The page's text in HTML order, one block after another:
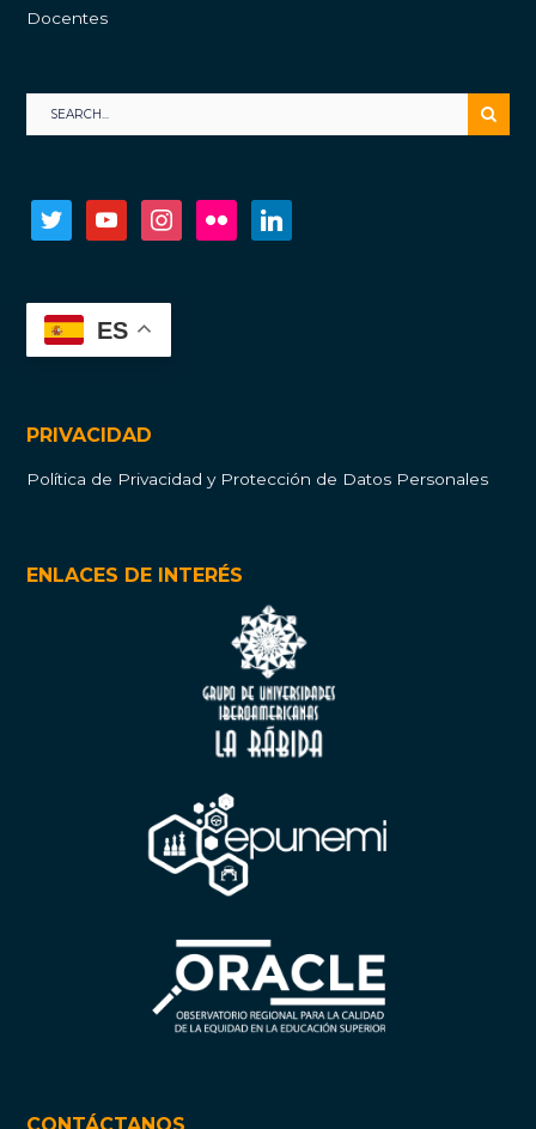
Docentes
twitter youtube instagramflickr
ES
PRIVACIDAD
Política de Privacidad y Protección de Datos Personales
ENLACES DE INTERÉS